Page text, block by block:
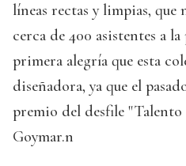
líneas rectas y limpias,
cerca de 400 asistentes a la
primera alegría que esta
diseñadora, ya que el
premio del desfile "Talento
Goymar.n